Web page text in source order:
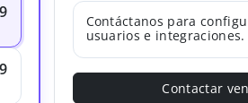
Contáctanos para
usuarios e integraciones.
Contactar